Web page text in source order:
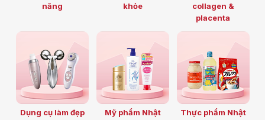
năng
khỏe
collagen &
placenta
Dụng cụ làm đẹp Mỹ phẩm Nhật
Thực phẩm Nhật